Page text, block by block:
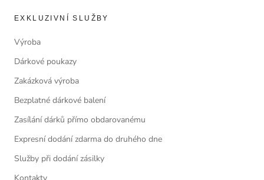
EXKLUZIVNÍ SLUŽBY
Výroba
Dárkové poukazy
Zakázková výroba
Bezplatné dárkové balení
Zasílání dárků přímo obdarovanému
Expresní dodání zdarma do druhého dne
Služby při dodání zásilky